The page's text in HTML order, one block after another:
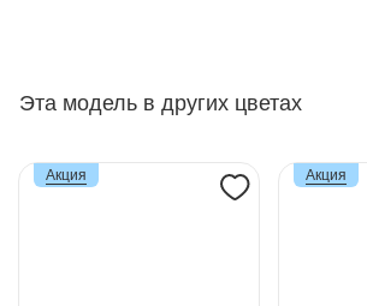
Эта модель в других цветах
Акция Акция